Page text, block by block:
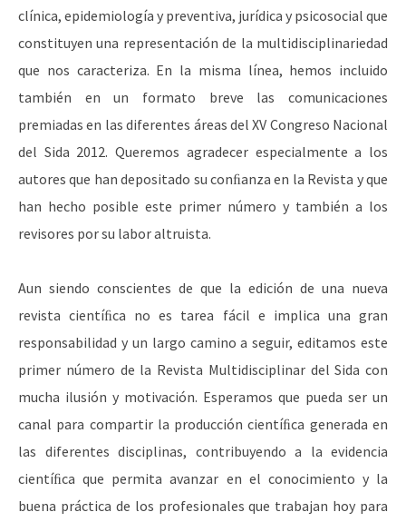
clínica, epidemiología y preventiva, jurídica y psicosocial que
constituyen una representación de la multidisciplinariedad
que nos caracteriza. En la misma línea, hemos incluido
también en un formato breve las comunicaciones
premiadas en las diferentes áreas del XV Congreso Nacional
del Sida 2012. Queremos agradecer especialmente a los
autores que han depositado su conﬁanza en la Revista y que
han hecho posible este primer número y también a los
revisores por su labor altruista.
Aun siendo conscientes de que la edición de una nueva
revista cientíﬁca no es tarea fácil e implica una gran
responsabilidad y un largo camino a seguir, editamos este
primer número de la Revista Multidisciplinar del Sida con
mucha ilusión y motivación. Esperamos que pueda ser un
canal para compartir la producción cientíﬁca generada en
las diferentes disciplinas, contribuyendo a la evidencia
cientíﬁca que permita avanzar en el conocimiento y la
buena práctica de los profesionales que trabajan hoy para